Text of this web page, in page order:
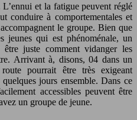
et la fatigue peuvent réglé
conduire à comportementales et
le groupe. Bien que
jeunes qui est phénoménale, un
juste comment vidanger les
Arrivant à, disons, 04 dans un
pourrait être très exigeant
jours ensemble. Dans ce
accessibles peuvent être
un groupe de jeune.